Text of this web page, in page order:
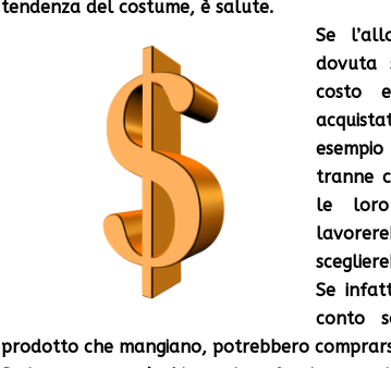
tendenza del costume, è salute.
Se
dovuta
costo
tranne
le loro
Se
conto
prodotto che mangiano, potrebbero